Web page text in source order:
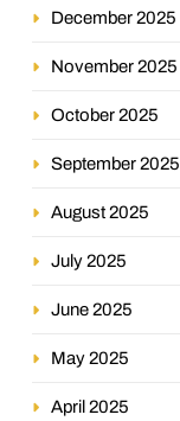
December 2025
November 2025
October 2025
September 2025
August 2025
July 2025
June 2025
May 2025
April 2025